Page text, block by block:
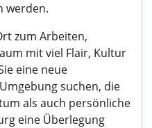
werden.
zum Arbeiten,
mit viel Flair, Kultur
eine neue
suchen, die
als auch persönliche
eine Überlegung